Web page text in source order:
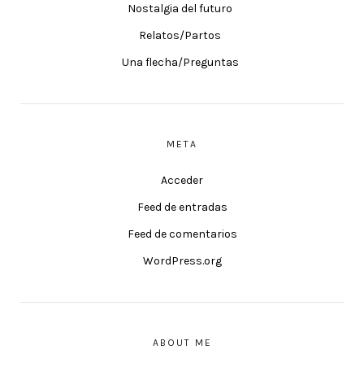
Nostalgia del futuro
Relatos/Partos
Una flecha/Preguntas
META
Acceder
Feed de entradas
Feed de comentarios
WordPress.org
ABOUT ME